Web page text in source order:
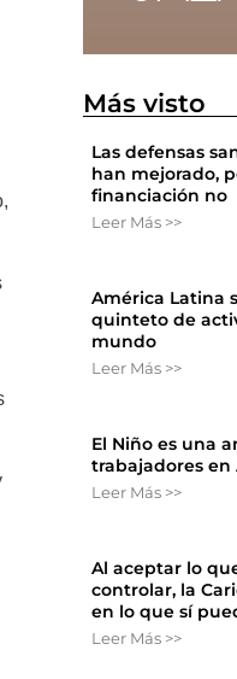
Más visto
Las defensas
han mejorado,
financiación no
Leer Más >>
América Latina
quinteto de
mundo
Leer Más >>
El Niño es una
trabajadores en
Leer Más >>
Al aceptar lo
controlar, la
en lo que sí
Leer Más >>